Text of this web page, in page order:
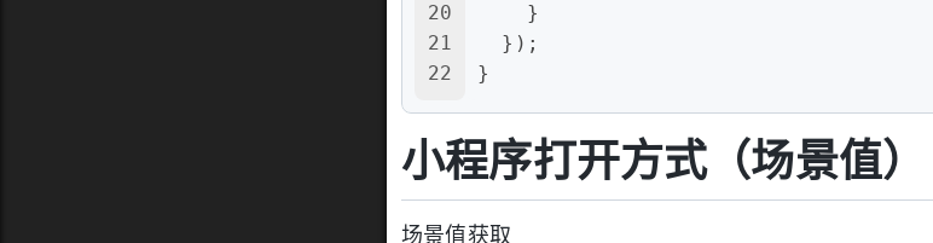
20
21
22
    }
  });
}
小程序打开方式（场景值）
场景值获取